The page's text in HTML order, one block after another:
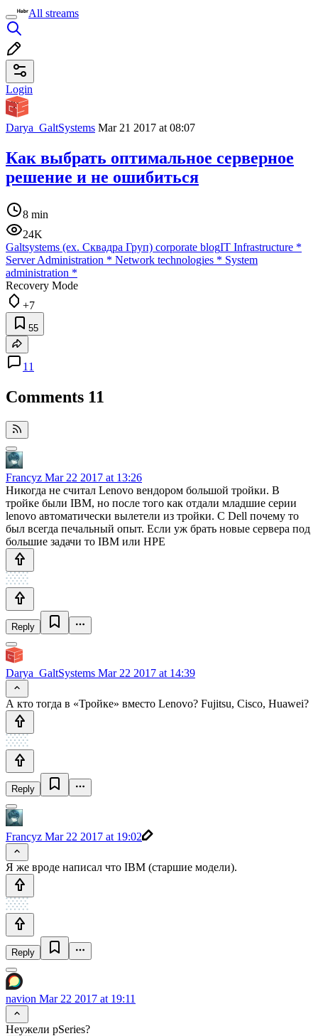
All streams
Login
Darya_GaltSystems Mar 21 2017 at 08:07
Как выбрать оптимальное серверное
решение и не ошибиться
8 min
24K
Galtsystems (ex. Сквадра Груп) corporate blogIT Infrastructure *
Server Administration * Network technologies * System
administration *
Recovery Mode
+7
55
11
Comments 11
Francyz Mar 22 2017 at 13:26
Никогда не считал Lenovo вендором большой тройки. В
тройке были IBM, но после того как отдали младшие серии
lenovo автоматически вылетели из тройки. С Dell почему то
был всегда печальный опыт. Если уж брать новые сервера под
большие задачи то IBM или HPE
Reply
Darya_GaltSystems Mar 22 2017 at 14:39
А кто тогда в «Тройке» вместо Lenovo? Fujitsu, Cisco, Huawei?
Reply
Francyz Mar 22 2017 at 19:02
Я же вроде написал что IBM (старшие модели).
Reply
navion Mar 22 2017 at 19:11
Неужели pSeries?